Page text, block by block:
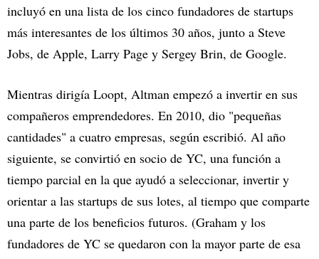
incluyó en una lista de los cinco fundadores de startups
más interesantes de los últimos 30 años, junto a Steve
Jobs, de Apple, Larry Page y Sergey Brin, de Google.
Mientras dirigía Loopt, Altman empezó a invertir en sus
compañeros emprendedores. En 2010, dio "pequeñas
cantidades" a cuatro empresas, según escribió. Al año
siguiente, se convirtió en socio de YC, una función a
tiempo parcial en la que ayudó a seleccionar, invertir y
orientar a las startups de sus lotes, al tiempo que comparte
una parte de los beneficios futuros. (Graham y los
fundadores de YC se quedaron con la mayor parte de esa